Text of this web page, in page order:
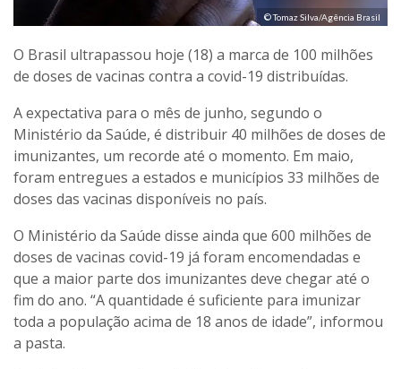
© Tomaz Silva/Agência Brasil
O Brasil ultrapassou hoje (18) a marca de 100 milhões
de doses de vacinas contra a covid-19 distribuídas.
A expectativa para o mês de junho, segundo o
Ministério da Saúde, é distribuir 40 milhões de doses de
imunizantes, um recorde até o momento. Em maio,
foram entregues a estados e municípios 33 milhões de
doses das vacinas disponíveis no país.
O Ministério da Saúde disse ainda que 600 milhões de
doses de vacinas covid-19 já foram encomendadas e
que a maior parte dos imunizantes deve chegar até o
fim do ano. “A quantidade é suficiente para imunizar
toda a população acima de 18 anos de idade”, informou
a pasta.